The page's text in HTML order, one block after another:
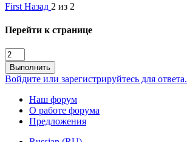
First Назад 2 из 2
Перейти к странице
Выполнить
Войдите или зарегистрируйтесь для ответа.
Наш форум
О работе форума
Предложения